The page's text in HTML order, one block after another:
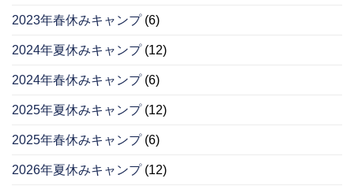
2023年春休みキャンプ(6)
2024年夏休みキャンプ(12)
2024年春休みキャンプ(6)
2025年夏休みキャンプ(12)
2025年春休みキャンプ(6)
2026年夏休みキャンプ(12)